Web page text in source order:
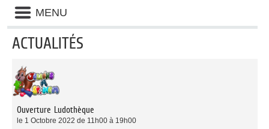
Liste
des
avertissements
MENU
ACTUALITÉS
catégories
d'actualité
Ouverture Ludothèque
le 1 Octobre 2022 de 11h00 à 19h00